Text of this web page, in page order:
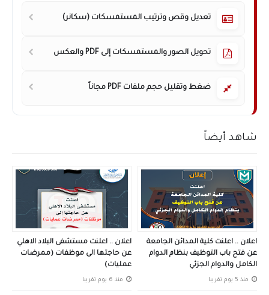
تعديل وقص وترتيب المستمسكات (سكانر)
تحويل الصور والمستمسكات إلى PDF والعكس
ضغط وتقليل حجم ملفات PDF مجاناً
شاهد أيضاً
اعلان .. اعلنت كلية المدائن الجامعة
عن فتح باب التوظيف بنظام الدوام
الكامل والدوام الجزئي
منذ 5 يوم تقريبا
اعلان .. اعلنت مستشفى البلاد الاهلي
عن حاجتها الى موظفات (ممرضات
عمليات)
منذ 6 يوم تقريبا